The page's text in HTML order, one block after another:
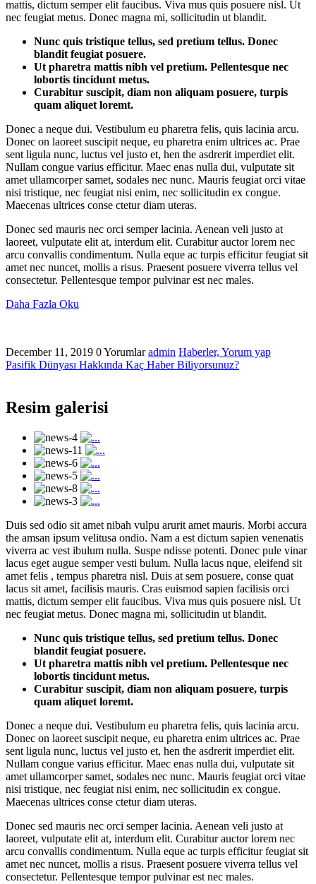
mattis, dictum semper elit faucibus. Viva mus quis posuere nisl. Ut
nec feugiat metus. Donec magna mi, sollicitudin ut blandit.
Nunc quis tristique tellus, sed pretium tellus. Donec
blandit feugiat posuere.
Ut pharetra mattis nibh vel pretium. Pellentesque nec
lobortis tincidunt metus.
Curabitur suscipit, diam non aliquam posuere, turpis
quam aliquet loremt.
Donec a neque dui. Vestibulum eu pharetra felis, quis lacinia arcu.
Donec on laoreet suscipit neque, eu pharetra enim ultrices ac. Prae
sent ligula nunc, luctus vel justo et, hen the asdrerit imperdiet elit.
Nullam congue varius efficitur. Maec enas nulla dui, vulputate sit
amet ullamcorper samet, sodales nec nunc. Mauris feugiat orci vitae
nisi tristique, nec feugiat nisi enim, nec sollicitudin ex congue.
Maecenas ultrices conse ctetur diam uteras.
Donec sed mauris nec orci semper lacinia. Aenean veli justo at
laoreet, vulputate elit at, interdum elit. Curabitur auctor lorem nec
arcu convallis condimentum. Nulla eque ac turpis efficitur feugiat sit
amet nec nuncet, mollis a risus. Praesent posuere viverra tellus vel
consectetur. Pellentesque tempor pulvinar est nec males.
Daha Fazla Oku
December 11, 2019 0 Yorumlar admin Haberler, Yorum yap
Pasifik Dünyası Hakkında Kaç Haber Biliyorsunuz?
Resim galerisi
Duis sed odio sit amet nibah vulpu arurit amet mauris. Morbi accura
the amsan ipsum velitusa ondio. Nam a est dictum sapien venenatis
viverra ac vest ibulum nulla. Suspe ndisse potenti. Donec pule vinar
lacus eget augue semper vesti bulum. Nulla lacus nque, eleifend sit
amet felis , tempus pharetra nisl. Duis at sem posuere, conse quat
lacus sit amet, facilisis mauris. Cras euismod sapien facilisis orci
mattis, dictum semper elit faucibus. Viva mus quis posuere nisl. Ut
nec feugiat metus. Donec magna mi, sollicitudin ut blandit.
Nunc quis tristique tellus, sed pretium tellus. Donec
blandit feugiat posuere.
Ut pharetra mattis nibh vel pretium. Pellentesque nec
lobortis tincidunt metus.
Curabitur suscipit, diam non aliquam posuere, turpis
quam aliquet loremt.
Donec a neque dui. Vestibulum eu pharetra felis, quis lacinia arcu.
Donec on laoreet suscipit neque, eu pharetra enim ultrices ac. Prae
sent ligula nunc, luctus vel justo et, hen the asdrerit imperdiet elit.
Nullam congue varius efficitur. Maec enas nulla dui, vulputate sit
amet ullamcorper samet, sodales nec nunc. Mauris feugiat orci vitae
nisi tristique, nec feugiat nisi enim, nec sollicitudin ex congue.
Maecenas ultrices conse ctetur diam uteras.
Donec sed mauris nec orci semper lacinia. Aenean veli justo at
laoreet, vulputate elit at, interdum elit. Curabitur auctor lorem nec
arcu convallis condimentum. Nulla eque ac turpis efficitur feugiat sit
amet nec nuncet, mollis a risus. Praesent posuere viverra tellus vel
consectetur. Pellentesque tempor pulvinar est nec males.